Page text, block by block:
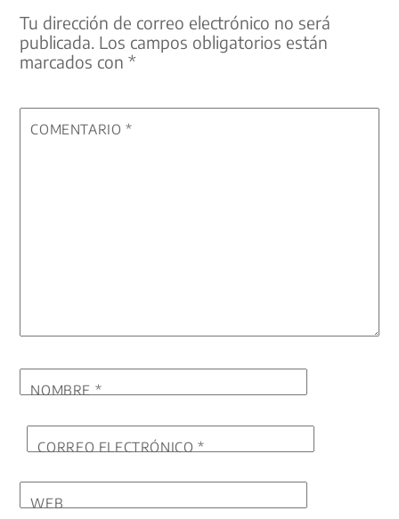
Tu dirección de correo electrónico no será
publicada. Los campos obligatorios están
marcados con*
COMENTARIO*
NOMBRE *
CORREO ELECTRÓNICO*
WEB